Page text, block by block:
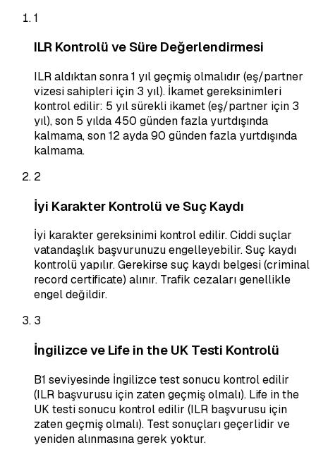
1
ILR Kontrolü ve Süre Değerlendirmesi
ILR aldıktan sonra 1 yıl geçmiş olmalıdır (eş/partner
vizesi sahipleri için 3 yıl). İkamet gereksinimleri
kontrol edilir: 5 yıl sürekli ikamet (eş/partner için 3
yıl), son 5 yılda 450 günden fazla yurtdışında
kalmama, son 12 ayda 90 günden fazla yurtdışında
kalmama.
2
İyi Karakter Kontrolü ve Suç Kaydı
İyi karakter gereksinimi kontrol edilir. Ciddi suçlar
vatandaşlık başvurunuzu engelleyebilir. Suç kaydı
kontrolü yapılır. Gerekirse suç kaydı belgesi (criminal
record certificate) alınır. Trafik cezaları genellikle
engel değildir.
3
İngilizce ve Life in the UK Testi Kontrolü
B1 seviyesinde İngilizce test sonucu kontrol edilir
(ILR başvurusu için zaten geçmiş olmalı). Life in the
UK testi sonucu kontrol edilir (ILR başvurusu için
zaten geçmiş olmalı). Test sonuçları geçerlidir ve
yeniden alınmasına gerek yoktur.